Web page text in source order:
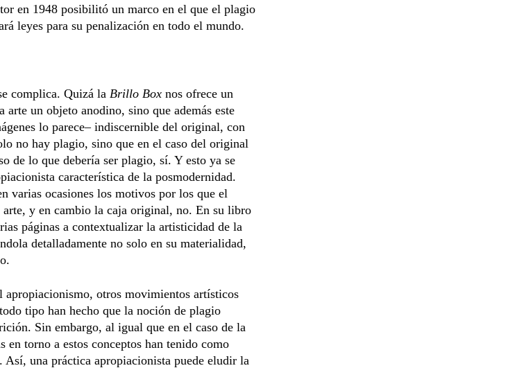
en 1948 posibilitó un marco en el que el plagio
leyes para su penalización en todo el mundo.
complica. Quizá la Brillo Box nos ofrece un
arte un objeto anodino, sino que además este
lo parece– indiscernible del original, con
no hay plagio, sino que en el caso del original
de lo que debería ser plagio, sí. Y esto ya se
característica de la posmodernidad.
varias ocasiones los motivos por los que el
y en cambio la caja original, no. En su libro
páginas a contextualizar la artisticidad de la
detalladamente no solo en su materialidad,
apropiacionismo, otros movimientos artísticos
tipo han hecho que la noción de plagio
Sin embargo, al igual que en el caso de la
en torno a estos conceptos han tenido como
una práctica apropiacionista puede eludir la